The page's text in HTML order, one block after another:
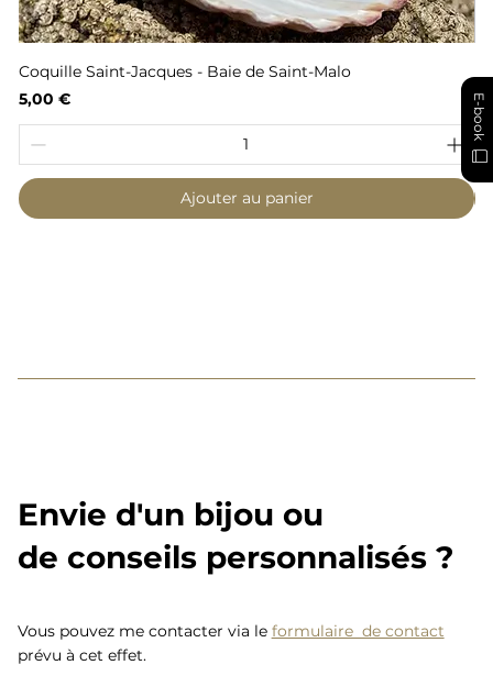
Coquille Saint-Jacques - Baie de Saint-Malo
Prix
5,00 €
Ajouter au panier
Envie d'un bijou ou
de conseils personnalisés ?
Vous pouvez me contacter via le formulaire de contact
prévu à cet effet.
E-book